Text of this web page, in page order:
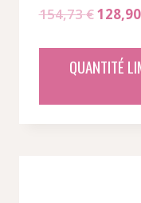
154,73€Le
initial
était :
128,90
QUANTITÉ